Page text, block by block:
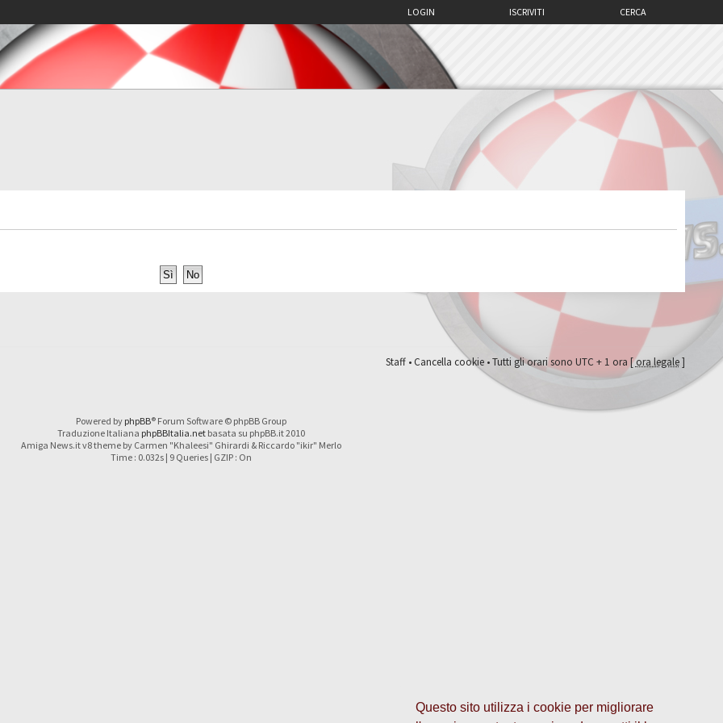
Questo sito utilizza i cookie per migliorare
CERCA
ISCRIVITI
LOGIN
Staff•Cancella cookie• Tutti gli orari sono UTC + 1 ora [ora legale]
Powered by phpBB® Forum Software © phpBB Group
Traduzione Italiana phpBBItalia.netbasata su phpBB.it 2010
Amiga News.it v8 theme by Carmen "Khaleesi" Ghirardi & Riccardo "ikir" Merlo
Time : 0.032s | 9 Queries | GZIP : On